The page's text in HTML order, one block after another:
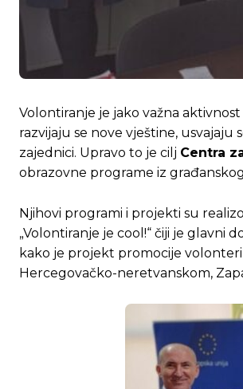
Volontiranje je jako važna
razvijaju se nove vještine,
zajednici. Upravo to je cilj Centra
obrazovne programe iz
Njihovi programi i projekti su
„Volontiranje je cool!“ čiji je glavni
kako je projekt promocije
Hercegovačko-neretvanskom,